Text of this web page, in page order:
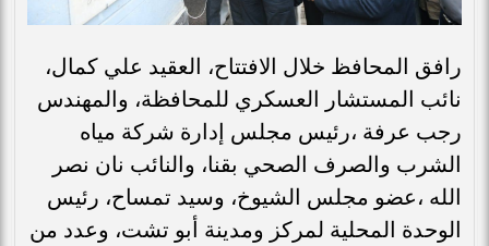
رافق المحافظ خلال الافتتاح، العقيد علي كمال،
نائب المستشار العسكري للمحافظة، والمهندس
رجب عرفة ،رئيس مجلس إدارة شركة مياه
الشرب والصرف الصحي بقنا، والنائب نان نصر
الله ،عضو مجلس الشيوخ، وسيد تمساح، رئيس
الوحدة المحلية لمركز ومدينة أبو تشت، وعدد من